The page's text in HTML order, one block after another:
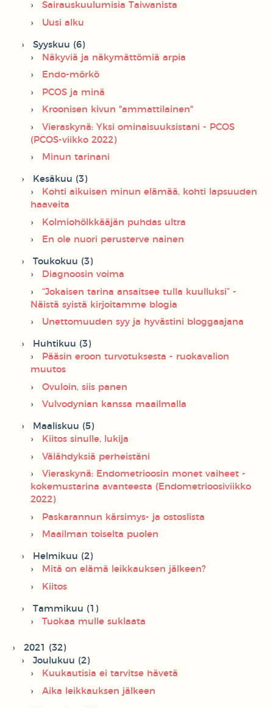
Sairauskuulumisia Taiwanista
Uusi alku
Syyskuu (6)
Näkyviä ja näkymättömiä arpia
Endo-mörkö
PCOS ja minä
Kroonisen kivun "ammattilainen"
Vieraskynä: Yksi ominaisuuksistani - PCOS
(PCOS-viikko 2022)
Minun tarinani
Kesäkuu (3)
Kohti aikuisen minun elämää, kohti lapsuuden
haaveita
Kolmiohölkkääjän puhdas ultra
En ole nuori perusterve nainen
Toukokuu (3)
Diagnoosin voima
“Jokaisen tarina ansaitsee tulla kuulluksi” -
Näistä syistä kirjoitamme blogia
Unettomuuden syy ja hyvästini bloggaajana
Huhtikuu (3)
Pääsin eroon turvotuksesta - ruokavalion
muutos
Ovuloin, siis panen
Vulvodynian kanssa maailmalla
Maaliskuu (5)
Kiitos sinulle, lukija
Välähdyksiä perheistäni
Vieraskynä: Endometrioosin monet vaiheet -
kokemustarina avanteesta (Endometrioosiviikko
2022)
Paskarannun kärsimys- ja ostoslista
Maailman toiselta puolen
Helmikuu (2)
Mitä on elämä leikkauksen jälkeen?
Kiitos
Tammikuu (1)
Tuokaa mulle suklaata
2021 (32)
Joulukuu (2)
Kuukautisia ei tarvitse hävetä
Aika leikkauksen jälkeen